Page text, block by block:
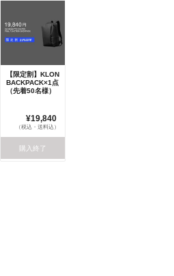
【限定割】KLON
BACKPACK×1点
（先着50名様）
¥19,840
（税込・送料込）
購入終了